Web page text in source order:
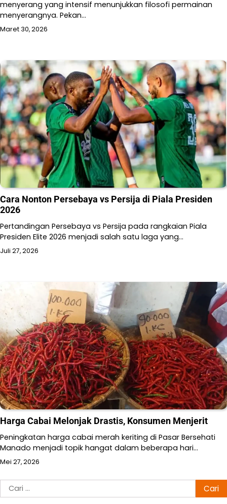
menyerang yang intensif menunjukkan filosofi permainan
menyerangnya. Pekan…
Maret 30, 2026
Cara Nonton Persebaya vs Persija di Piala Presiden
2026
Pertandingan Persebaya vs Persija pada rangkaian Piala
Presiden Elite 2026 menjadi salah satu laga yang…
Juli 27, 2026
Harga Cabai Melonjak Drastis, Konsumen Menjerit
Peningkatan harga cabai merah keriting di Pasar Bersehati
Manado menjadi topik hangat dalam beberapa hari…
Mei 27, 2026
Cari
untuk: